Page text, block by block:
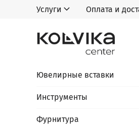
Услуги Оплата и
Ювелирные вставки
Инструменты
Фурнитура